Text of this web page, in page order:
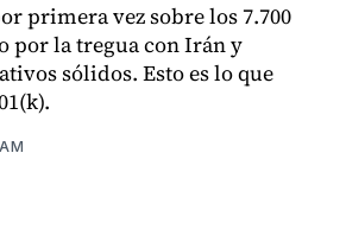
primera vez sobre los 7.700
por la tregua con Irán y
sólidos. Esto es lo que